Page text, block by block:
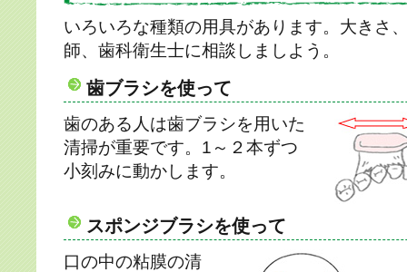
いろいろな種類の用具があります。大きさ
師、歯科衛生士に相談しましよう。
歯ブラシを使って
歯のある人は歯ブラシを用いた
清掃が重要です。1～２本ずつ
小刻みに動かします。
スポンジブラシを使って
口の中の粘膜の清